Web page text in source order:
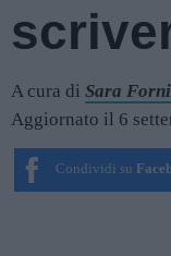
A cura di Sara
Aggiornato il 6
Condividi su